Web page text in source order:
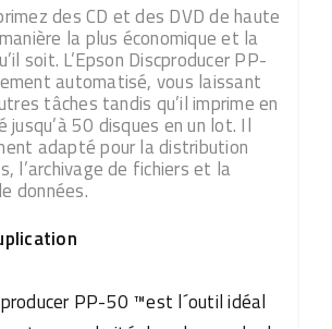
des CD et des DVD de haute
la plus économique et la
soit. L’Epson Discproducer PP-
automatisé, vous laissant
tâches tandis qu’il imprime en
50 disques en un lot. Il
adapté pour la distribution
l’archivage de fichiers et la
données.
PP-50 ™est l´outil idéal